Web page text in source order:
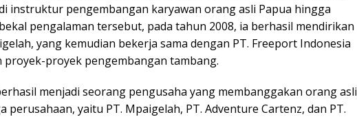
instruktur pengembangan karyawan orang asli Papua hingga
pengalaman tersebut, pada tahun 2008, ia berhasil mendirikan
yang kemudian bekerja sama dengan PT. Freeport Indonesia
proyek-proyek pengembangan tambang.
menjadi seorang pengusaha yang membanggakan orang asli
perusahaan, yaitu PT. Mpaigelah, PT. Adventure Cartenz, dan PT.